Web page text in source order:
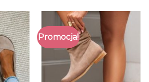
Promocja!